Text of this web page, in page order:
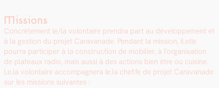
Missions
Con­crète­ment le/la volon­taire pren­dra part au développe­ment et
à la ges­tion du pro­jet Car­a­vanade. Pen­dant la mis­sion, il.elle
pour­ra par­ticiper à la con­struc­tion de mobili­er, à l’organisation
de plateaux radio, mais aus­si à des actions bien être ou cui­sine.
Le.la volon­taire accom­pa­g­n­era le.la chef.fe de pro­jet Car­a­vanade
sur les mis­sions suiv­antes :